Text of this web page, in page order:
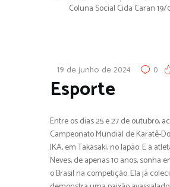
Coluna Social Cida Caran
HOME
CONTATO
19 de junho de 2024 0
Esporte
Entre os dias 25 e 27 de outubro,
Campeonato Mundial de Karatê-
JKA, em Takasaki, no Japão. E a
Neves, de apenas 10 anos, sonha
o Brasil na competição. Ela já